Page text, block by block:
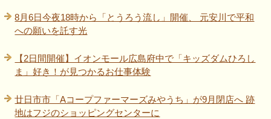
8月6日今夜18時から「とうろう流し」開催、 元安川で平和
への願いを託す光
【2日間開催】イオンモール広島府中で「キッズダムひろし
ま」好き！が見つかるお仕事体験
廿日市市「Aコープファーマーズみやうち」が9月閉店へ 跡
地はフジのショッピングセンターに